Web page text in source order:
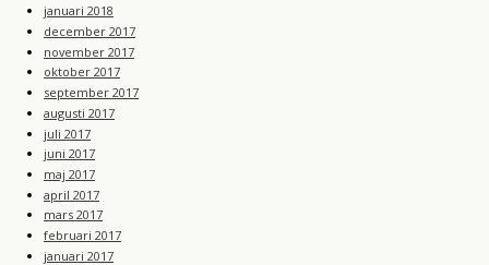
januari 2018
december 2017
november 2017
oktober 2017
september 2017
augusti 2017
juli 2017
juni 2017
maj 2017
april 2017
mars 2017
februari 2017
januari 2017